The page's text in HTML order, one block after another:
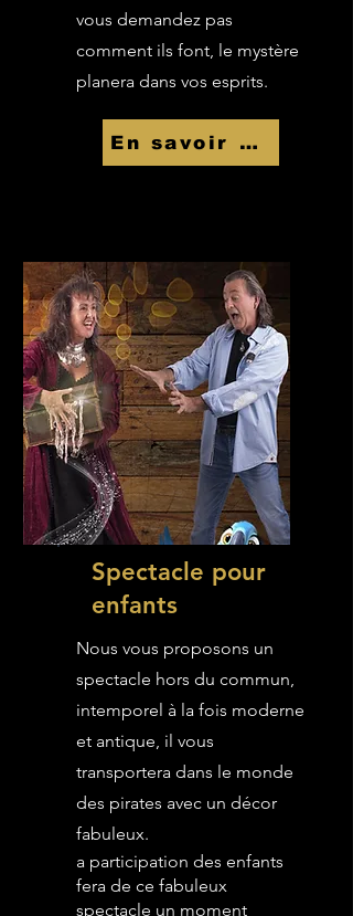
vous demandez pas
comment ils font, le mystère
planera dans vos esprits.
En savoir Plus
Spectacle pour
enfants
Nous vous proposons un
spectacle hors du commun,
intemporel à la fois moderne
et antique, il vous
transportera dans le monde
des pirates avec un décor
fabuleux.
a participation des enfants
fera de ce fabuleux
spectacle un moment